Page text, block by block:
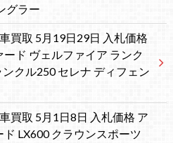
グラー
買取 5月19日29日 入札価格
ード ヴェルファイア ランク
ンクル250 セレナ ディフェン
買取 5月1日8日 入札価格 ア
ド LX600 クラウンスポーツ